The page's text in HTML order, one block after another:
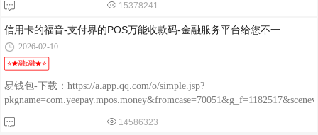
POS：http://oss.flmyzf.com/yzf/html/regist/index.html?phone=%E4%
15378241
信用卡的福音-支付界的POS万能收款码-金融服务平台给您不一
2026-02-10
⭐★融e融★⭐
易钱包-下载：https://a.app.qq.com/o/simple.jsp?
POS：http://oss.flmyzf.com/yzf/html/regist/index.html?phone=%E4%
14586323